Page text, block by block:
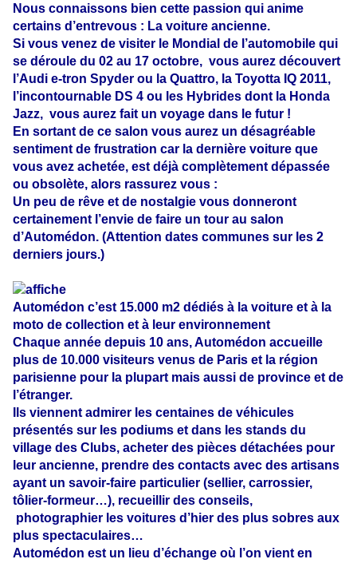
Nous connaissons bien cette passion qui anime
certains d’entrevous : La voiture ancienne.
Si vous venez de visiter le Mondial de l’automobile qui
se déroule du 02 au 17 octobre, vous aurez découvert
l’Audi e-tron Spyder ou la Quattro, la Toyotta IQ 2011,
l’incontournable DS 4 ou les Hybrides dont la Honda
Jazz, vous aurez fait un voyage dans le futur !
En sortant de ce salon vous aurez un désagréable
sentiment de frustration car la dernière voiture que
vous avez achetée, est déjà complètement dépassée
ou obsolète, alors rassurez vous :
Un peu de rêve et de nostalgie vous donneront
certainement l’envie de faire un tour au salon
d’Automédon. (Attention dates communes sur les 2
derniers jours.)
Automédon c’est 15.000 m2 dédiés à la voiture et à la
moto de collection et à leur environnement
Chaque année depuis 10 ans, Automédon accueille
plus de 10.000 visiteurs venus de Paris et la région
parisienne pour la plupart mais aussi de province et de
l’étranger.
Ils viennent admirer les centaines de véhicules
présentés sur les podiums et dans les stands du
village des Clubs, acheter des pièces détachées pour
leur ancienne, prendre des contacts avec des artisans
ayant un savoir-faire particulier (sellier, carrossier,
tôlier-formeur…), recueillir des conseils,
photographier les voitures d’hier des plus sobres aux
plus spectaculaires…
Automédon est un lieu d’échange où l’on vient en